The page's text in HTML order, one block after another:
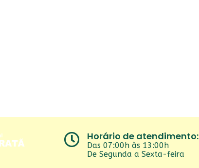
Horário de atendimento:
Das 07:00h às 13:00h
De Segunda a Sexta-feira